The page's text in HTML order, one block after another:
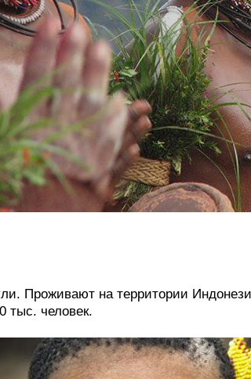
Проживают на территории
тыс. человек.